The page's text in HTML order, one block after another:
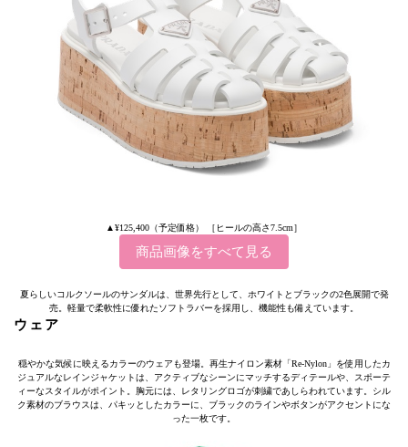
▲¥125,400（予定価格） ［ヒールの高さ7.5cm］
商品画像をすべて見る
夏らしいコルクソールのサンダルは、世界先行として、ホワイトとブラックの2色展開で発
売。軽量で柔軟性に優れたソフトラバーを採用し、機能性も備えています。
ウェア
穏やかな気候に映えるカラーのウェアも登場。再生ナイロン素材「Re-Nylon」を使用したカ
ジュアルなレインジャケットは、アクティブなシーンにマッチするディテールや、スポーテ
ィーなスタイルがポイント。胸元には、レタリングロゴが刺繍であしらわれています。シル
ク素材のブラウスは、パキッとしたカラーに、ブラックのラインやボタンがアクセントにな
った一枚です。